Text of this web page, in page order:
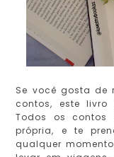
Se você gosta de
contos, este
Todos os contos
própria, e te
qualquer